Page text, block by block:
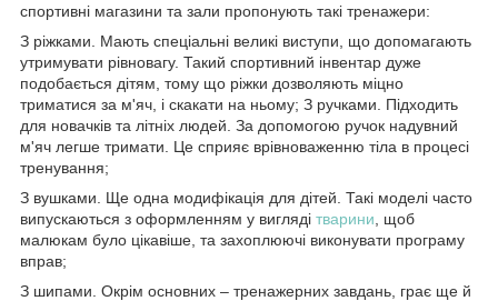
спортивні магазини та зали пропонують такі тренажери:
З ріжками. Мають спеціальні великі виступи, що допомагають
утримувати рівновагу. Такий спортивний інвентар дуже
подобається дітям, тому що ріжки дозволяють міцно
триматися за м'яч, і скакати на ньому; З ручками. Підходить
для новачків та літніх людей. За допомогою ручок надувний
м'яч легше тримати. Це сприяє врівноваженню тіла в процесі
тренування;
З вушками. Ще одна модифікація для дітей. Такі моделі часто
випускаються з оформленням у вигляді тварини , щоб
малюкам було цікавіше, та захоплюючі виконувати програму
вправ;
З шипами. Окрім основних – тренажерних завдань, грає ще й